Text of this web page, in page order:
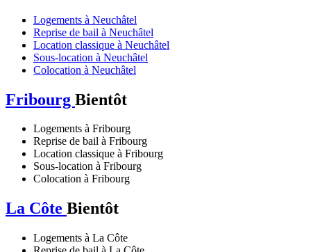
Logements à Neuchâtel
Reprise de bail à Neuchâtel
Location classique à Neuchâtel
Sous-location à Neuchâtel
Colocation à Neuchâtel
Fribourg Bientôt
Logements à Fribourg
Reprise de bail à Fribourg
Location classique à Fribourg
Sous-location à Fribourg
Colocation à Fribourg
La Côte Bientôt
Logements à La Côte